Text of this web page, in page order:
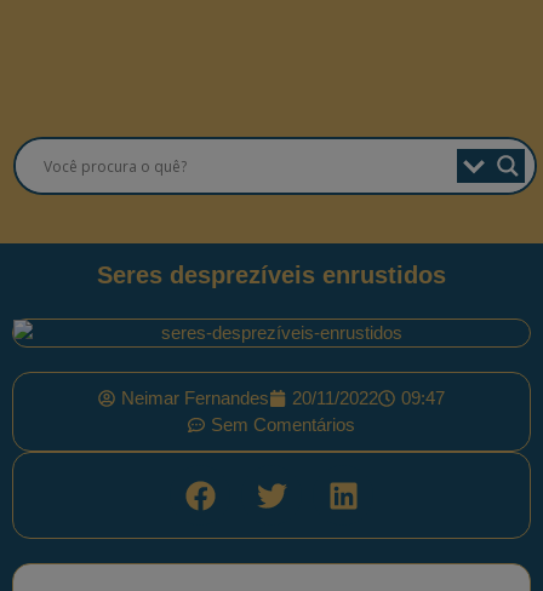
Seres desprezíveis enrustidos
Neimar Fernandes 20/11/2022
09:47
Sem Comentários